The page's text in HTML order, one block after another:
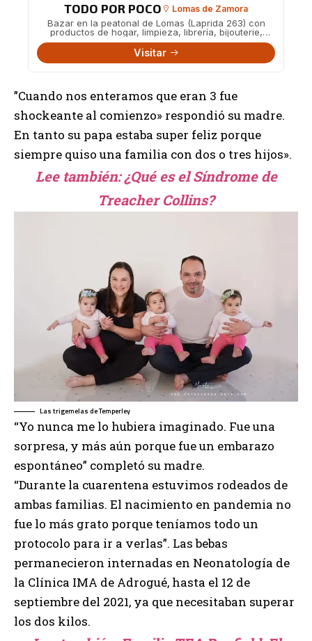
TODO POR POCO Lomas de Zamora
Bazar en la peatonal de Lomas (Laprida 263) con
productos de hogar, limpieza, librería, bijouterie,
juguetes y más a precios accesibles.
Visitar
”Cuando nos enteramos que eran 3 fue
shockeante al comienzo» respondió su madre.
En tanto su papa estaba super feliz porque
siempre quiso una familia con dos o tres hijos».
Lee también:¿Qué es el Síndrome de
Treacher Collins?
Las trigemelas de Temperley
“Yo nunca me lo hubiera imaginado. Fue una
sorpresa, y más aún porque fue un embarazo
espontáneo” completó su madre.
“Durante la cuarentena estuvimos rodeados de
ambas familias. El nacimiento en pandemia no
fue lo más grato porque teníamos todo un
protocolo para ir a verlas”. Las bebas
permanecieron internadas en Neonatología de
la Clínica IMA de Adrogué, hasta el 12 de
septiembre del 2021, ya que necesitaban superar
los dos kilos.